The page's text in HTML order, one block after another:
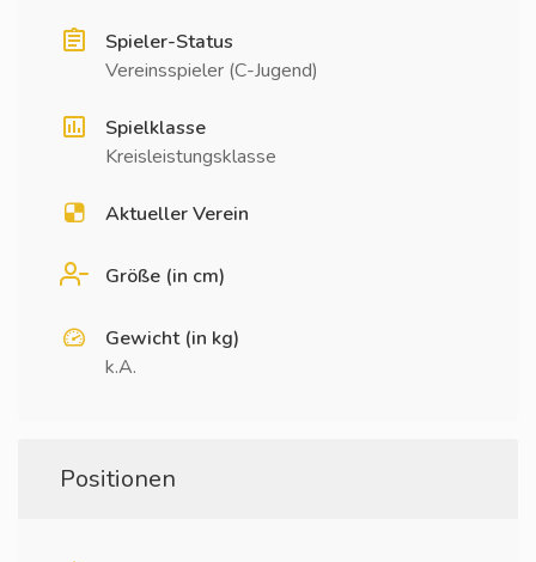
Spieler-Status
Vereinsspieler (C-Jugend)
Spielklasse
Kreisleistungsklasse
Aktueller Verein
Größe (in cm)
Gewicht (in kg)
k.A.
Positionen